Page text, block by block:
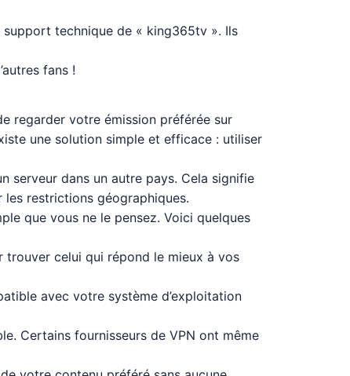
support technique de « king365tv ». Ils
fans !
regarder votre émission préférée sur
une solution simple et efficace : utiliser
serveur dans un autre pays. Cela signifie
restrictions géographiques.
que vous ne le pensez. Voici quelques
trouver celui qui répond le mieux à vos
avec votre système d’exploitation
Certains fournisseurs de VPN ont même